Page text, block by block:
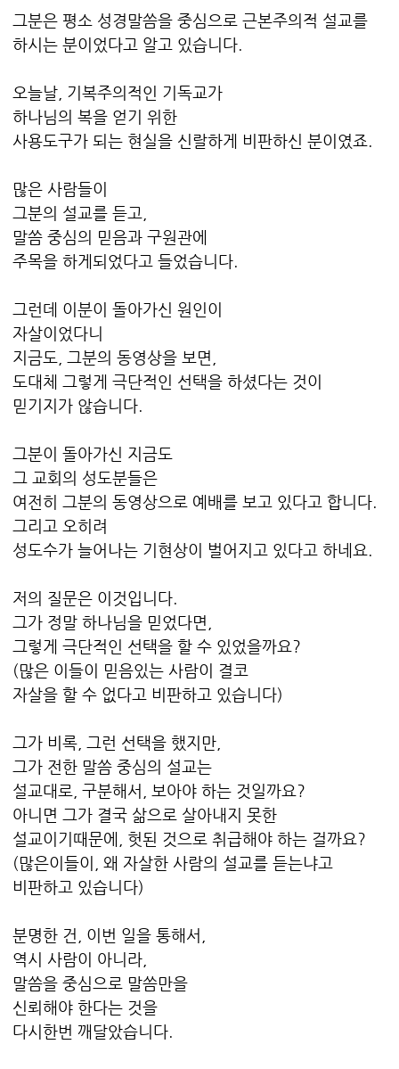
그분은 평소 성경말씀을 중심으로 근본주의적 설교를
하시는 분이었다고 알고 있습니다.
오늘날, 기복주의적인 기독교가
하나님의 복을 얻기 위한
사용도구가 되는 현실을 신랄하게 비판하신 분이였죠.
많은 사람들이
그분의 설교를 듣고,
말씀 중심의 믿음과 구원관에
주목을 하게되었다고 들었습니다.
그런데 이분이 돌아가신 원인이
자살이었다니
지금도, 그분의 동영상을 보면,
도대체 그렇게 극단적인 선택을 하셨다는 것이
믿기지가 않습니다.
그분이 돌아가신 지금도
그 교회의 성도분들은
여전히 그분의 동영상으로 예배를 보고 있다고 합니다.
그리고 오히려
성도수가 늘어나는 기현상이 벌어지고 있다고 하네요.
저의 질문은 이것입니다.
그가 정말 하나님을 믿었다면,
그렇게 극단적인 선택을 할 수 있었을까요?
(많은 이들이 믿음있는 사람이 결코
자살을 할 수 없다고 비판하고 있습니다)
그가 비록, 그런 선택을 했지만,
그가 전한 말씀 중심의 설교는
설교대로, 구분해서, 보아야 하는 것일까요?
아니면 그가 결국 삶으로 살아내지 못한
설교이기때문에, 헛된 것으로 취급해야 하는 걸까요?
(많은이들이, 왜 자살한 사람의 설교를 듣는냐고
비판하고 있습니다)
분명한 건, 이번 일을 통해서,
역시 사람이 아니라,
말씀을 중심으로 말씀만을
신뢰해야 한다는 것을
다시한번 깨달았습니다.